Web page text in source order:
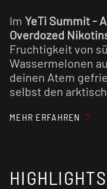
Im YeTi Summit -
Overdozed
Fruchtigkeit von
Wassermelonen
deinen Atem
selbst den
Dieses E-Liquidist
MEHR ERFAHREN
HIGHLIGHTS